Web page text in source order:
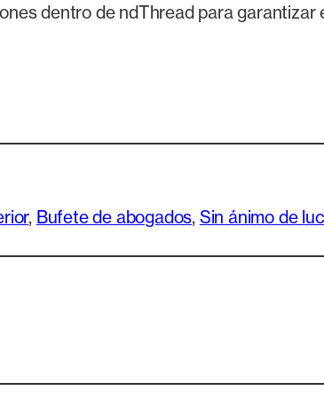
dentro de ndThread para garantizar
, Bufete de abogados, Sin ánimo de